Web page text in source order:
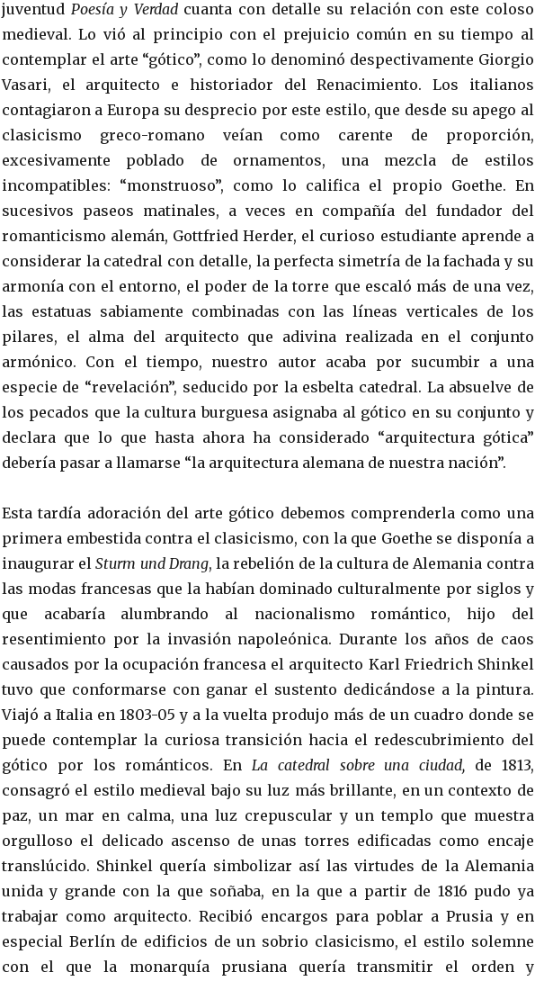
juventudPoesía y Verdadcuanta con detalle su relación con este coloso
medieval. Lo vió al principio con el prejuicio común en su tiempo al
contemplar el arte “gótico”, como lo denominó despectivamente Giorgio
Vasari, el arquitecto e historiador del Renacimiento. Los italianos
contagiaron a Europa su desprecio por este estilo, que desde su apego al
clasicismo greco-romano veían como carente de proporción,
excesivamente poblado de ornamentos, una mezcla de estilos
incompatibles: “monstruoso”, como lo califica el propio Goethe. En
sucesivos paseos matinales, a veces en compañía del fundador del
romanticismo alemán, Gottfried Herder, el curioso estudiante aprende a
considerar la catedral con detalle, la perfecta simetría de la fachada y su
armonía con el entorno, el poder de la torre que escaló más de una vez,
las estatuas sabiamente combinadas con las líneas verticales de los
pilares, el alma del arquitecto que adivina realizada en el conjunto
armónico. Con el tiempo, nuestro autor acaba por sucumbir a una
especie de “revelación”, seducido por la esbelta catedral. La absuelve de
los pecados que la cultura burguesa asignaba al gótico en su conjunto y
declara que lo que hasta ahora ha considerado “arquitectura gótica”
debería pasar a llamarse “la arquitectura alemana de nuestra nación”.
Esta tardía adoración del arte gótico debemos comprenderla como una
primera embestida contra el clasicismo, con la que Goethe se disponía a
inaugurar el Sturm und Drang, la rebelión de la cultura de Alemania contra
las modas francesas que la habían dominado culturalmente por siglos y
que acabaría alumbrando al nacionalismo romántico, hijo del
resentimiento por la invasión napoleónica. Durante los años de caos
causados por la ocupación francesa el arquitecto Karl Friedrich Shinkel
tuvo que conformarse con ganar el sustento dedicándose a la pintura.
Viajó a Italia en 1803-05 y a la vuelta produjo más de un cuadro donde se
puede contemplar la curiosa transición hacia el redescubrimiento del
gótico por los románticos. En La catedral sobre una ciudad, de 1813,
consagró el estilo medieval bajo su luz más brillante, en un contexto de
paz, un mar en calma, una luz crepuscular y un templo que muestra
orgulloso el delicado ascenso de unas torres edificadas como encaje
translúcido. Shinkel quería simbolizar así las virtudes de la Alemania
unida y grande con la que soñaba, en la que a partir de 1816 pudo ya
trabajar como arquitecto. Recibió encargos para poblar a Prusia y en
especial Berlín de edificios de un sobrio clasicismo, el estilo solemne
con el que la monarquía prusiana quería transmitir el orden y